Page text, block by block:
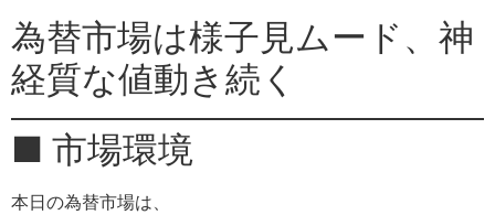
為替市場は様子見ムード、神
経質な値動き続く
■ 市場環境
本日の為替市場は、